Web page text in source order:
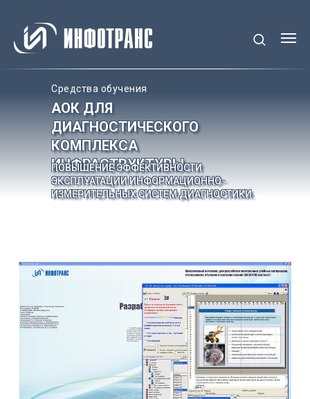
АОК ДЛЯ
ДИАГНОСТИЧЕСКОГО
КОМПЛЕКСА
ИНФРАСТРУКТУРЫ
Средства обучения
ПОВЫШЕНИЕ ЭФФЕКТИВНОСТИ
ЭКСПЛУАТАЦИИ ИНФОРМАЦИОННО-
ИЗМЕРИТЕЛЬНЫХ СИСТЕМ ДИАГНОСТИКИ.